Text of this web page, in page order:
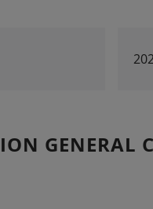
GENERAL